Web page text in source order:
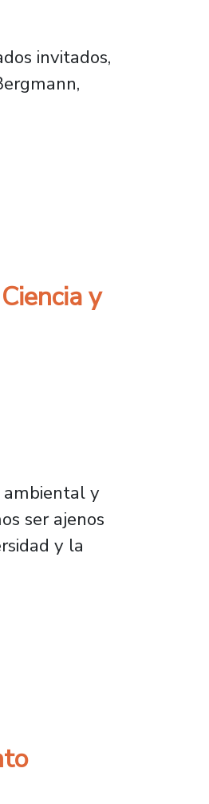
invitados,
y
ambiental y
ser ajenos
y la